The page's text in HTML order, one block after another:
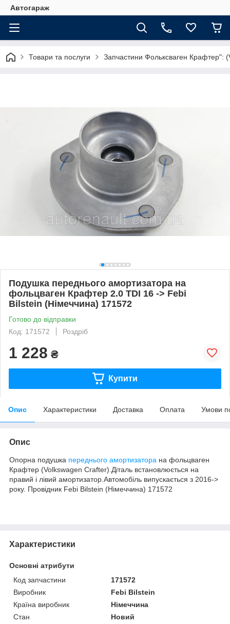
Автогараж
Товари та послуги Запчастини Фольксваген Крафтер":
Подушка переднього амортизатора на
фольцваген Крафтер 2.0 TDI 16 -> Febi
Bilstein (Німеччина) 171572
Готово до відправки
Код: 171572
Роздріб
1 228 ₴
Купити
Опис Характеристики Доставка Оплата Умови
Опис
Опорна подушка переднього амортизатора на фольцваген
Крафтер (Volkswagen Crafter).Діталь встановлюється на
правий і лівий амортизатор.Автомобіль випускається з 2016->
року. Провідник Febi Bilstein (Німеччина) 171572
Характеристики
Основні атрибути
Код запчастини
171572
Виробник
Febi Bilstein
Країна виробник
Німеччина
Стан
Новий